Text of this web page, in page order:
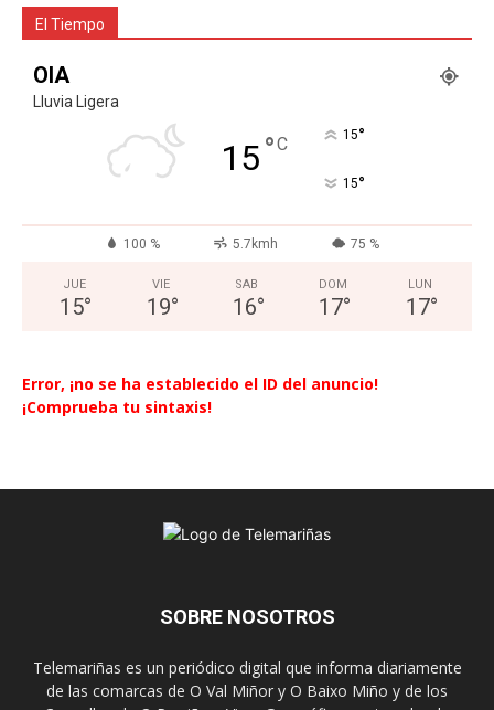
El Tiempo
OIA
Lluvia Ligera
15°C 15°
15°
100 % 5.7kmh 75 %
JUE
15°
VIE
19°
SAB
16°
DOM
17°
LUN
17°
Error, ¡no se ha establecido el ID del anuncio!
¡Comprueba tu sintaxis!
SOBRE NOSOTROS
Telemariñas es un periódico digital que informa diariamente
de las comarcas de O Val Miñor y O Baixo Miño y de los